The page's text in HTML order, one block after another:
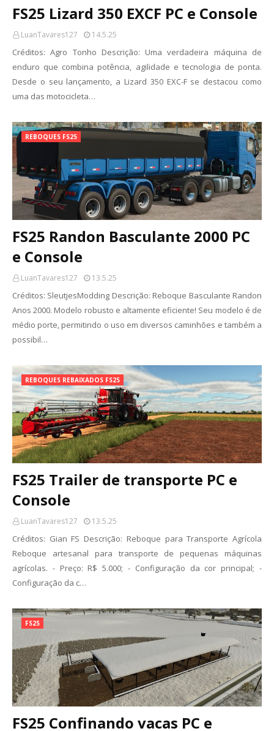
FS25 Lizard 350 EXCF PC e Console
LuanTavares127 14.5.25
Créditos: Agro Tonho Descrição: Uma verdadeira máquina de
enduro que combina potência, agilidade e tecnologia de ponta.
Desde o seu lançamento, a Lizard 350 EXC-F se destacou como
uma das motocicleta…
REBOQUES FS25
FS25 Randon Basculante 2000 PC
e Console
LuanTavares127 13.5.25
Créditos: SleutjesModding Descrição: Reboque Basculante Randon
Anos 2000. Modelo robusto e altamente eficiente! Seu modelo é de
médio porte, permitindo o uso em diversos caminhões e também a
possibil…
REBOQUES REBAIXADOS FS25
FS25 Trailer de transporte PC e
Console
LuanTavares127 13.5.25
Créditos: Gian FS Descrição: Reboque para Transporte Agrícola
Reboque artesanal para transporte de pequenas máquinas
agrícolas. - Preço: R$ 5.000; - Configuração da cor principal; -
Configuração da c…
FS25
FS25 Confinando vacas PC e